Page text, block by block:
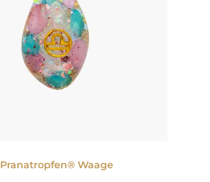
Pranatropfen® Waage